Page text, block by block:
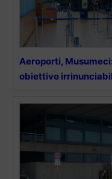
Aeroporti,
obiettivo